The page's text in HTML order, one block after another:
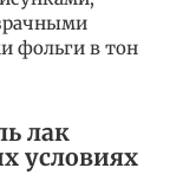
фольги в тон
лак
условиях